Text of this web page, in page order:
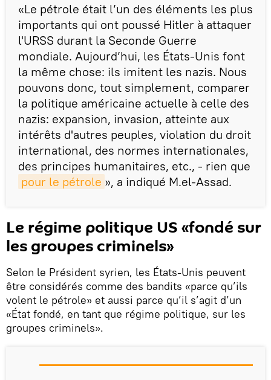
«Le pétrole était l’un des éléments les plus
importants qui ont poussé Hitler à attaquer
l'URSS durant la Seconde Guerre
mondiale. Aujourd’hui, les États-Unis font
la même chose: ils imitent les nazis. Nous
pouvons donc, tout simplement, comparer
la politique américaine actuelle à celle des
nazis: expansion, invasion, atteinte aux
intérêts d'autres peuples, violation du droit
international, des normes internationales,
des principes humanitaires, etc., - rien que
pour le pétrole », a indiqué M.el-Assad.
Le régime politique US «fondé sur
les groupes criminels»
Selon le Président syrien, les États-Unis peuvent
être considérés comme des bandits «parce qu’ils
volent le pétrole» et aussi parce qu’il s’agit d’un
«État fondé, en tant que régime politique, sur les
groupes criminels».